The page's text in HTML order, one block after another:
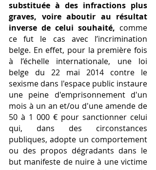
substituée à des infractions plus
graves, voire aboutir au résultat
inverse de celui souhaité, comme
ce fut le cas avec l’incrimination
belge. En effet, pour la première fois
à l’échelle internationale, une loi
belge du 22 mai 2014 contre le
sexisme dans l'espace public instaure
une peine d'emprisonnement d'un
mois à un an et/ou d'une amende de
50 à 1 000 € pour sanctionner celui
qui, dans des circonstances
publiques, adopte un comportement
ou des propos dégradants dans le
but manifeste de nuire à une victime